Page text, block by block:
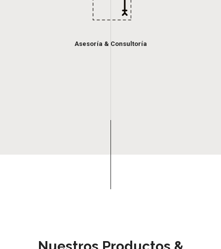
Asesoría & Consultoría